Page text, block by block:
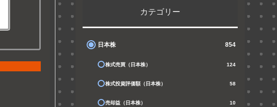
カテゴリー
日本株 854
株式売買（日本株） 124
株式投資評価額（日本株） 58
売却益（日本株） 10